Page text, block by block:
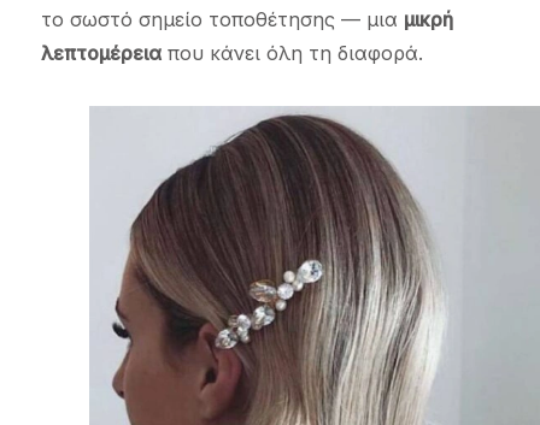
το σωστό σημείο τοποθέτησης — μια μικρή
λεπτομέρειαπου κάνει όλη τη διαφορά.